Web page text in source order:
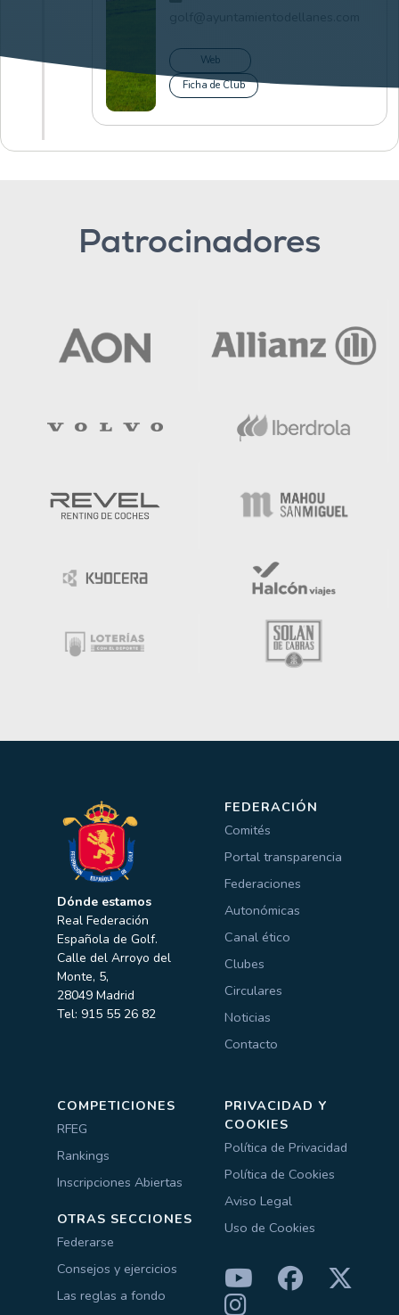
Web
Ficha de Club
Patrocinadores
Dónde estamos
Real Federación
Española de Golf.
Calle del Arroyo del
Monte, 5,
28049 Madrid
Tel: 915 55 26 82
FEDERACIÓN
Comités
Portal transparencia
Federaciones
Autonómicas
Canal ético
Clubes
Circulares
Noticias
Contacto
COMPETICIONES
RFEG
Rankings
Inscripciones Abiertas
OTRAS SECCIONES
Federarse
Consejos y ejercicios
Las reglas a fondo
PRIVACIDAD Y
COOKIES
Política de Privacidad
Política de Cookies
Aviso Legal
Uso de Cookies